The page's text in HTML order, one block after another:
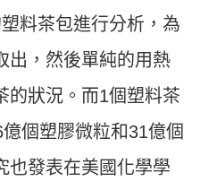
料茶包進行分析，為
出，然後單純的用熱
的狀況。而1個塑料茶
個塑膠微粒和31億個
也發表在美國化學學